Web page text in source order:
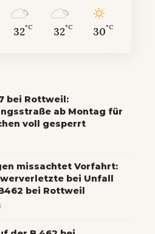
32°C 32°C 30°C
bei Rottweil:
ab Montag für
voll gesperrt
missachtet Vorfahrt:
bei Unfall
bei Rottweil